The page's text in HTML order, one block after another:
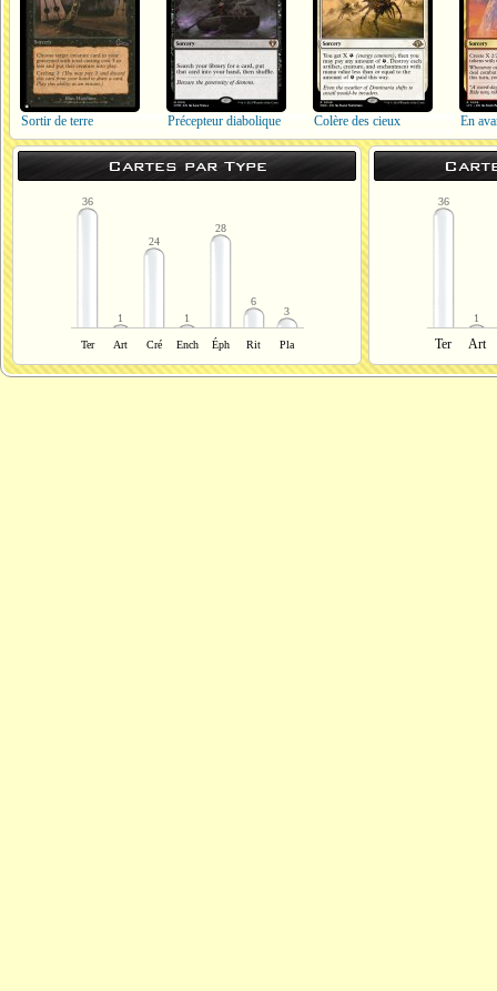
Sortir de terre Précepteur diabolique Colère des cieux En
Cartes par Type
36
1
24
1
28
6
3
Ter Art Cré Ench Éph Rit Pla
36
1
Ter Art